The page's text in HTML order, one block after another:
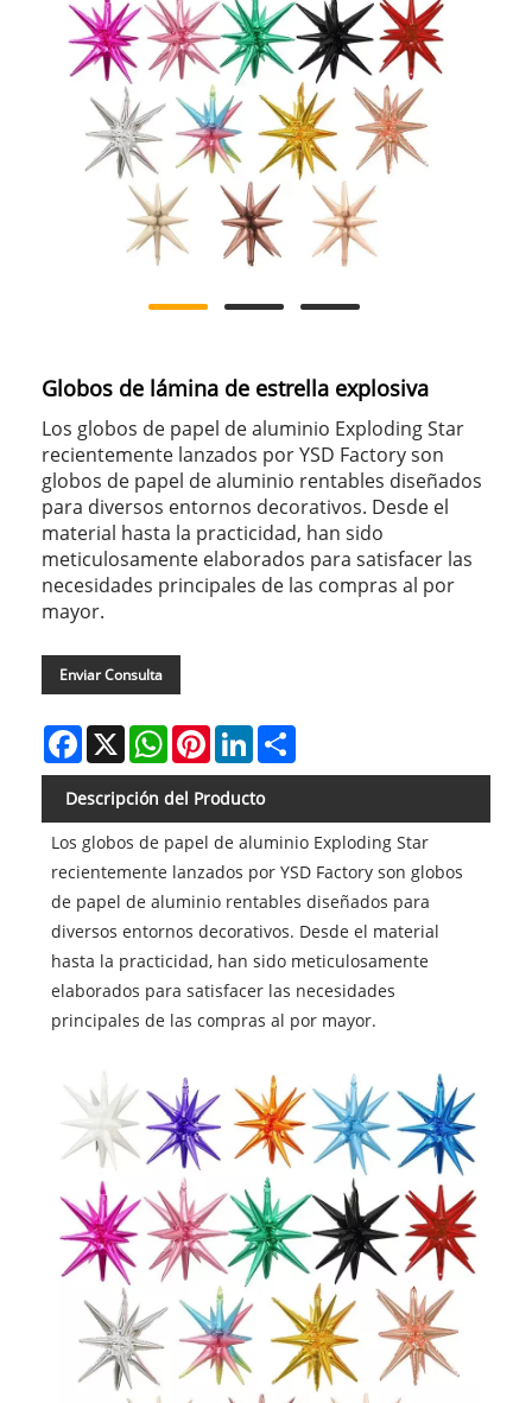
Globos de lámina de estrella explosiva
Los globos de papel de aluminio Exploding Star
recientemente lanzados por YSD Factory son
globos de papel de aluminio rentables diseñados
para diversos entornos decorativos. Desde el
material hasta la practicidad, han sido
meticulosamente elaborados para satisfacer las
necesidades principales de las compras al por
mayor.
Enviar Consulta
Facebook
X WhatsAppPinterestLinkedIn
Descripción del Producto
Los globos de papel de aluminio Exploding Star
recientemente lanzados por YSD Factory son globos
de papel de aluminio rentables diseñados para
diversos entornos decorativos. Desde el material
hasta la practicidad, han sido meticulosamente
elaborados para satisfacer las necesidades
principales de las compras al por mayor.